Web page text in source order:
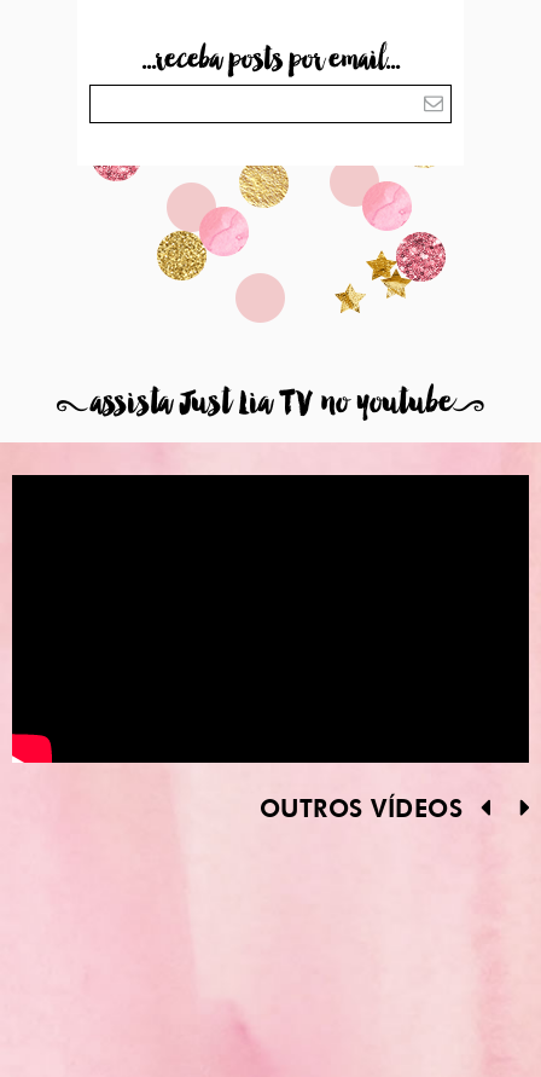
...receba posts por email...
8assista Just Lia TV no youtube9
OUTROS VÍDEOS